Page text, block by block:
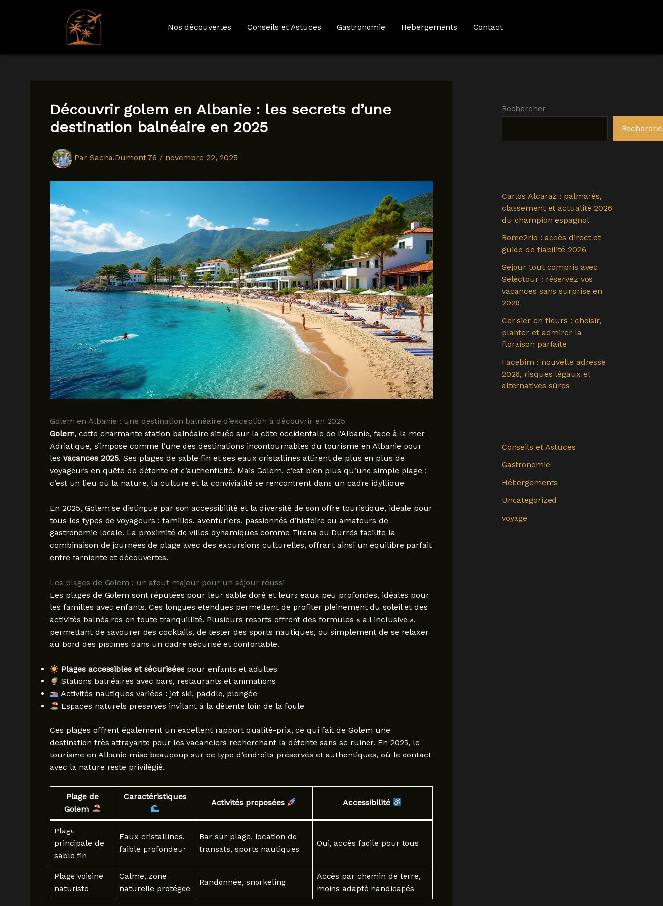
Aller
Nos découvertes Conseils et Astuces Gastronomie Hébergements Contact
Découvrir golem en Albanie : les secrets d’une
destination balnéaire en 2025
Par Sacha.Dumont.76 / novembre 22, 2025
Golem en Albanie : une destination balnéaire d’exception à découvrir en 2025
Golem, cette charmante station balnéaire située sur la côte occidentale de l’Albanie, face à la mer
Adriatique, s’impose comme l’une des destinations incontournables du tourisme en Albanie pour
les vacances 2025. Ses plages de sable fin et ses eaux cristallines attirent de plus en plus de
voyageurs en quête de détente et d’authenticité. Mais Golem, c’est bien plus qu’une simple plage :
c’est un lieu où la nature, la culture et la convivialité se rencontrent dans un cadre idyllique.
En 2025, Golem se distingue par son accessibilité et la diversité de son offre touristique, idéale pour
tous les types de voyageurs : familles, aventuriers, passionnés d’histoire ou amateurs de
gastronomie locale. La proximité de villes dynamiques comme Tirana ou Durrës facilite la
combinaison de journées de plage avec des excursions culturelles, offrant ainsi un équilibre parfait
entre farniente et découvertes.
Les plages de Golem : un atout majeur pour un séjour réussi
Les plages de Golem sont réputées pour leur sable doré et leurs eaux peu profondes, idéales pour
les familles avec enfants. Ces longues étendues permettent de profiter pleinement du soleil et des
activités balnéaires en toute tranquillité. Plusieurs resorts offrent des formules « all inclusive »,
permettant de savourer des cocktails, de tester des sports nautiques, ou simplement de se relaxer
au bord des piscines dans un cadre sécurisé et confortable.
Plages accessibles et sécuriséespour enfants et adultes
Stations balnéaires avec bars, restaurants et animations
Activités nautiques variées : jet ski, paddle, plongée
Espaces naturels préservés invitant à la détente loin de la foule
Ces plages offrent également un excellent rapport qualité-prix, ce qui fait de Golem une
destination très attrayante pour les vacanciers recherchant la détente sans se ruiner. En 2025, le
tourisme en Albanie mise beaucoup sur ce type d’endroits préservés et authentiques, où le contact
avec la nature reste privilégié.
Plage de
Golem
Caractéristiques
Activités proposées Accessibilité
Plage
principale de
sable fin
Eaux cristallines,
faible profondeur
Bar sur plage, location de
transats, sports nautiques
Oui, accès facile pour tous
Plage voisine
naturiste
Calme, zone
naturelle protégée
Randonnée, snorkeling
Accès par chemin de terre,
moins adapté handicapés
Rechercher
Carlos Alcaraz : palmarès,
classement et actualité 2026
du champion espagnol
Rome2rio : accès direct et
guide de fiabilité 2026
Séjour tout compris avec
Selectour : réservez vos
vacances sans surprise en
2026
Cerisier en fleurs : choisir,
planter et admirer la
floraison parfaite
Facebim : nouvelle adresse
2026, risques légaux et
alternatives sûres
Conseils et Astuces
Gastronomie
Hébergements
Uncategorized
voyage